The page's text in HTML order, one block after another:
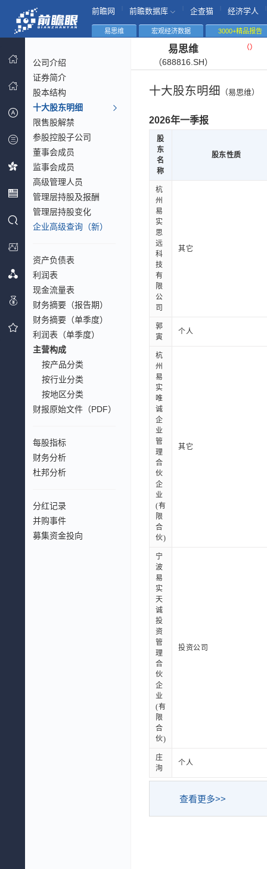
前瞻网 前瞻数据库 企查猫 经济学人
易思维 宏观经济数据 3000+精品报告
公司介绍
证券简介
股本结构
十大股东明细
限售股解禁
参股控股子公司
董事会成员
监事会成员
高级管理人员
管理层持股及报酬
管理层持股变化
企业高级查询（新）
资产负债表
利润表
现金流量表
财务摘要（报告期）
财务摘要（单季度）
利润表（单季度）
主营构成
按产品分类
按行业分类
按地区分类
财报原始文件（PDF）
每股指标
财务分析
杜邦分析
分红记录
并购事件
募集资金投向
易思维
（688816.SH）
（）
十大股东明细 （易思维）
2026年一季报
股
东
名
称
股东性质
杭
州
易
实
思
远
科
技
有
限
公
司
其它
郭
寅
个人
杭
州
易
实
唯
诚
企
业
管
理
合
伙
企
业
(有
限
合
伙)
其它
宁
波
易
实
天
诚
投
资
管
理
合
伙
企
业
(有
限
合
伙)
投资公司
庄
洵
个人
查看更多>>